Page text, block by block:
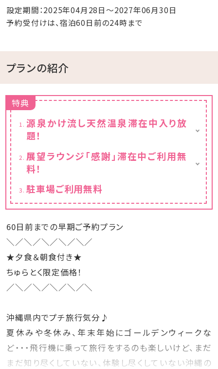
設定期間：2025年04月28日～2027年06月30日
予約受付けは、宿泊60日前の24時まで
プランの紹介
特典
源泉かけ流し天然温泉滞在中入り放
題！
でご利用いただけます。
展望ラウンジ「感謝」滞在中ご利用無
料！
※チェックイン15:00～チェックアウト11:00ま
でご利用いただけます。
駐車場ご利用無料
60日前までの早期ご予約プラン
＼／＼／＼／＼／＼／
★夕食＆朝食付き★
ちゅらとく限定価格！
／＼／＼／＼／＼／＼
沖縄県内でプチ旅行気分♪
夏休みや冬休み、年末年始にゴールデンウィークな
ど・・・飛行機に乗って旅行をするのも楽しいけど、まだ
まだ知り尽くしていない、体験し尽くしていない沖縄の